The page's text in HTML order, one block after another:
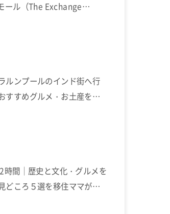
ール（The Exchange
ルンプールのインド街へ行
すすめグルメ・お土産を在
時間｜歴史と文化・グルメを
どころ５選を移住ママが解